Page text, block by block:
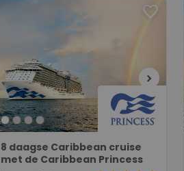
favorite
chevron_right
8 daagse Caribbean cruise
met de Caribbean Princess